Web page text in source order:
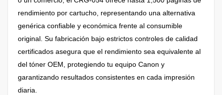
rendimiento por cartucho, representando una alternativa
genérica confiable y económica frente al consumible
original. Su fabricación bajo estrictos controles de calidad
certificados asegura que el rendimiento sea equivalente al
del tóner OEM, protegiendo tu equipo Canon y
garantizando resultados consistentes en cada impresión
diaria.